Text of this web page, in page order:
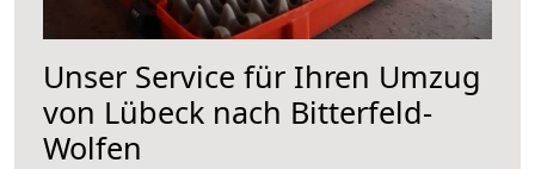
Unser Service für Ihren Umzug
von Lübeck nach Bitterfeld-
Wolfen